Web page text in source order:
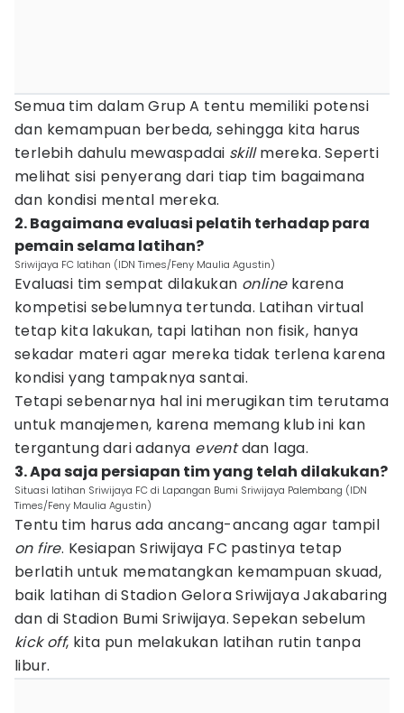
Semua tim dalam Grup A tentu memiliki potensi
dan kemampuan berbeda, sehingga kita harus
terlebih dahulu mewaspadai skillmereka. Seperti
melihat sisi penyerang dari tiap tim bagaimana
dan kondisi mental mereka.
2. Bagaimana evaluasi pelatih terhadap para
pemain selama latihan?
Sriwijaya FC latihan (IDN Times/Feny Maulia Agustin)
Evaluasi tim sempat dilakukan online karena
kompetisi sebelumnya tertunda. Latihan virtual
tetap kita lakukan, tapi latihan non fisik, hanya
sekadar materi agar mereka tidak terlena karena
kondisi yang tampaknya santai.
Tetapi sebenarnya hal ini merugikan tim terutama
untuk manajemen, karena memang klub ini kan
tergantung dari adanya eventdan laga.
3. Apa saja persiapan tim yang telah dilakukan?
Situasi latihan Sriwijaya FC di Lapangan Bumi Sriwijaya Palembang (IDN
Times/Feny Maulia Agustin)
Tentu tim harus ada ancang-ancang agar tampil
on fire. Kesiapan Sriwijaya FC pastinya tetap
berlatih untuk mematangkan kemampuan skuad,
baik latihan di Stadion Gelora Sriwijaya Jakabaring
dan di Stadion Bumi Sriwijaya. Sepekan sebelum
kick off, kita pun melakukan latihan rutin tanpa
libur.